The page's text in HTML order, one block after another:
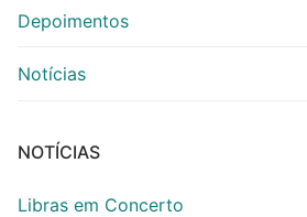
Depoimentos
Notícias
NOTÍCIAS
Libras em Concerto